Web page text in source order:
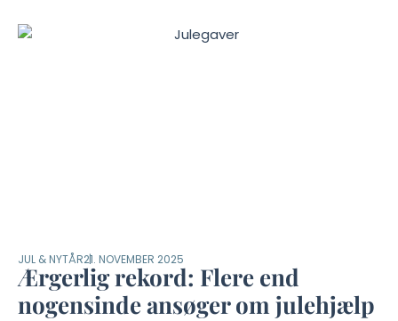
JUL & NYTÅR21. NOVEMBER 2025
Ærgerlig rekord: Flere end
nogensinde ansøger om julehjælp